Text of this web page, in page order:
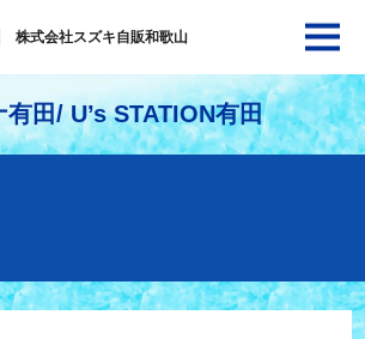
株式会社スズキ自販和歌山
田/ U’s STATION有田